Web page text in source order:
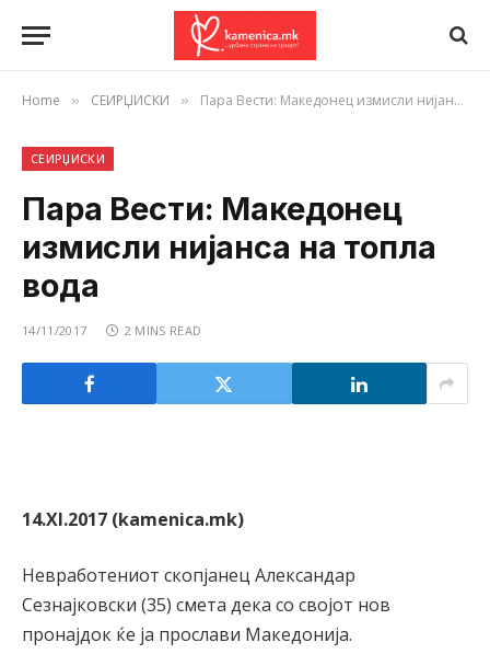
Home » СЕИРЏИСКИ » Пара Вести: Македонец измисли нијанса на топла вода
СЕИРЏИСКИ
Пара Вести: Македонец
измисли нијанса на топла
вода
14/11/2017 2 MINS READ
14.XI.2017 (kamenica.mk)
Невработениот скопјанец Александар
Сезнајковски (35) смета дека со својот нов
пронајдок ќе ја прослави Македонија.